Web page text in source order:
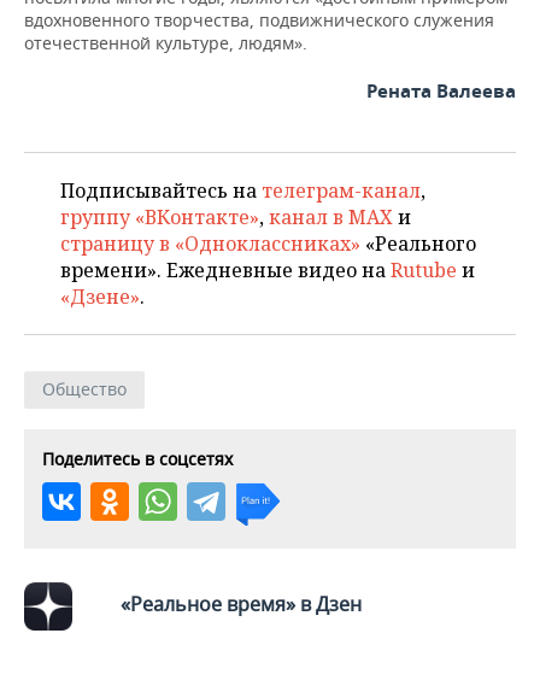
ХОККЕЙ С МЯЧОМ
ПРОИСШЕСТВИЯ
вдохновенного творчества, подвижнического служения
отечественной культуре, людям».
Рената Валеева
Подписывайтесь на телеграм-канал,
группу «ВКонтакте»,канал в MAXи
страницу в «Одноклассниках» «Реального
времени». Ежедневные видео наRutube и
«Дзене».
Общество
Поделитесь в соцсетях
«Реальное время» в Дзен